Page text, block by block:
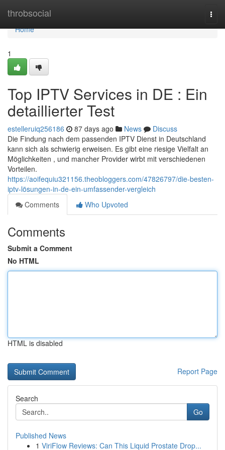
throbsocial
Home
Home
1
Top IPTV Services in DE : Ein
detaillierter Test
estelleruiq256186 87 days ago News
Discuss
Die Findung nach dem passenden IPTV Dienst in Deutschland
kann sich als schwierig erweisen. Es gibt eine riesige Vielfalt an
Möglichkeiten , und mancher Provider wirbt mit verschiedenen
Vorteilen.
https://aoifequiu321156.theobloggers.com/47826797/die-besten-
iptv-lösungen-in-de-ein-umfassender-vergleich
Comments
Who Upvoted
Comments
Submit a Comment
No HTML
HTML is disabled
Report Page
Search
Go
Published News
1 ViriFlow Reviews: Can This Liquid Prostate Drop...